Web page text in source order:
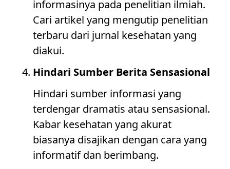
informasinya pada penelitian ilmiah.
Cari artikel yang mengutip penelitian
terbaru dari jurnal kesehatan yang
diakui.
Hindari Sumber Berita Sensasional
Hindari sumber informasi yang
terdengar dramatis atau sensasional.
Kabar kesehatan yang akurat
biasanya disajikan dengan cara yang
informatif dan berimbang.